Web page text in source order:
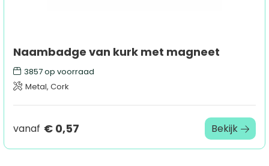
Naambadge van kurk met magneet
3857op voorraad
Metal, Cork
vanaf € 0,57 Bekijk